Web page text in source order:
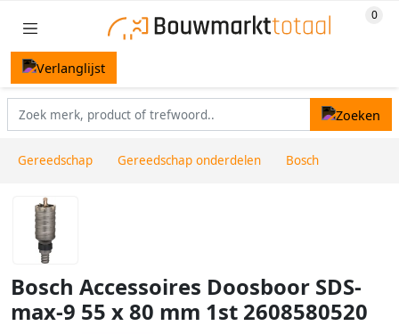
Gereedschap Gereedschap onderdelen Bosch
Bosch Accessoires Doosboor SDS-
max-9 55 x 80 mm 1st 2608580520